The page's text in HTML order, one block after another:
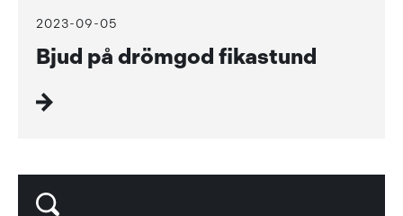
2023-09-05
Bjud på drömgod fikastund